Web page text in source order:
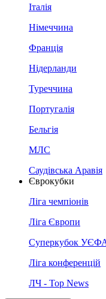
Італія
Німеччина
Франція
Нідерланди
Туреччина
Португалія
Бельгія
МЛС
Саудівська Аравія
Єврокубки
Ліга чемпіонів
Ліга Європи
Суперкубок
Ліга конференцій
ЛЧ - Top News